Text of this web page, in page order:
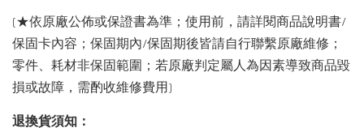
(★依原廠公佈或保證書為準；使用前，請詳閱商品說明書/
保固卡內容；保固期內/保固期後皆請自行聯繫原廠維修；
零件、耗材非保固範圍；若原廠判定屬人為因素導致商品毀
損或故障，需酌收維修費用)
退換貨須知：